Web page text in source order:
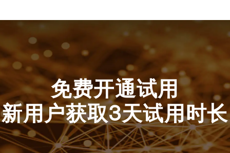
免费开通试用
新用户获取3天试用时长